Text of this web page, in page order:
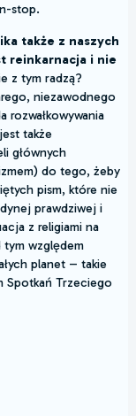
stop.
także z naszych
reinkarnacja i nie
z tym radzą?
niezawodnego
rozwałkowywania
także
głównych
do tego, żeby
pism, które nie
prawdziwej i
z religiami na
względem
planet – takie
Spotkań Trzeciego